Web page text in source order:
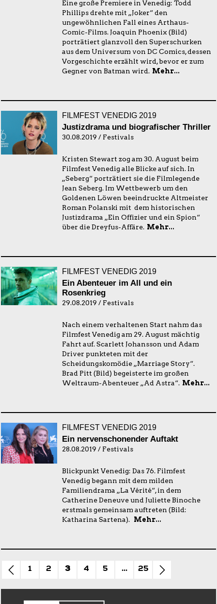
Eine große Premiere in Venedig: Todd
Phillips drehte mit „Joker“ den
ungewöhnlichen Fall eines Arthaus-
Comic-Films. Joaquin Phoenix (Bild)
porträtiert glanzvoll den Superschurken
aus dem Universum von DC Comics, dessen
Vorgeschichte erzählt wird, bevor er zum
Gegner von Batman wird. Mehr...
FILMFEST VENEDIG 2019
Justizdrama und biografischer Thriller
30.08.2019 / Festivals
Kristen Stewart zog am 30. August beim
Filmfest Venedig alle Blicke auf sich. In
„Seberg“ porträtiert sie die Filmlegende
Jean Seberg. Im Wettbewerb um den
Goldenen Löwen beeindruckte Altmeister
Roman Polanski mit dem historischen
Justizdrama „Ein Offizier und ein Spion“
über die Dreyfus-Affäre. Mehr...
FILMFEST VENEDIG 2019
Ein Abenteuer im All und ein
Rosenkrieg
29.08.2019 / Festivals
Nach einem verhaltenen Start nahm das
Filmfest Venedig am 29. August mächtig
Fahrt auf. Scarlett Johansson und Adam
Driver punkteten mit der
Scheidungskomödie „Marriage Story“.
Brad Pitt (Bild) begeisterte im großen
Weltraum-Abenteuer „Ad Astra“. Mehr...
FILMFEST VENEDIG 2019
Ein nervenschonender Auftakt
28.08.2019 / Festivals
Blickpunkt Venedig: Das 76. Filmfest
Venedig begann mit dem milden
Familiendrama „La Vérité“, in dem
Catherine Deneuve und Juliette Binoche
erstmals gemeinsam auftreten (Bild:
Katharina Sartena). Mehr...
1 2 3 4 5 ... 25